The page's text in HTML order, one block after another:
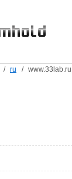
/ ru / www.33lab.ru